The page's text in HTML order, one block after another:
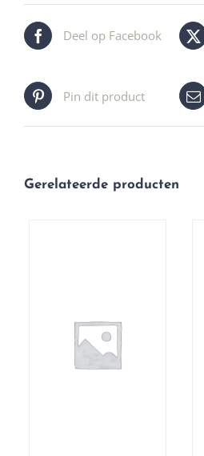
Deel op Facebook
Pin dit product
Gerelateerde producten